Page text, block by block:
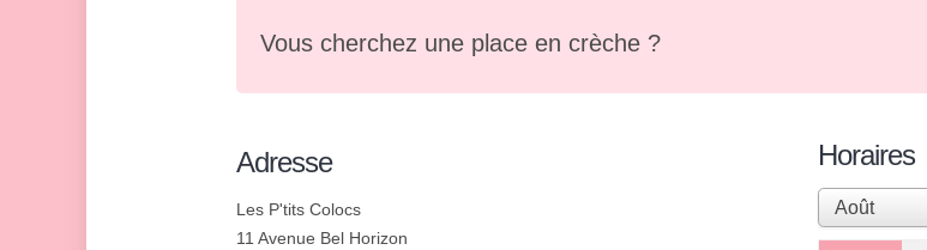
Vous cherchez une place en crèche ?
Adresse
Les P'tits Colocs
11 Avenue Bel Horizon
Horaires